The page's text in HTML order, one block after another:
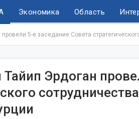
Экономика Область
5-е заседание Совета
Эрдоган
сотрудничества